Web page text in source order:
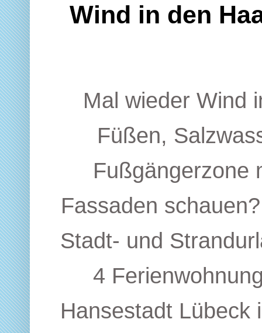
Wind in den
Mal wieder Wind
Füßen,
Fußgängerzone
Fassaden
Stadt- und
4
Hansestadt Lübeck